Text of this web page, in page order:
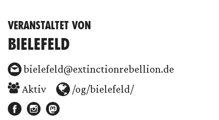
VERANSTALTET VON
BIELEFELD
bielefeld@extinctionrebellion.de
Aktiv
/og/bielefeld/